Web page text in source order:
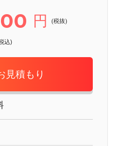
円 (税抜)
込)
見積もり